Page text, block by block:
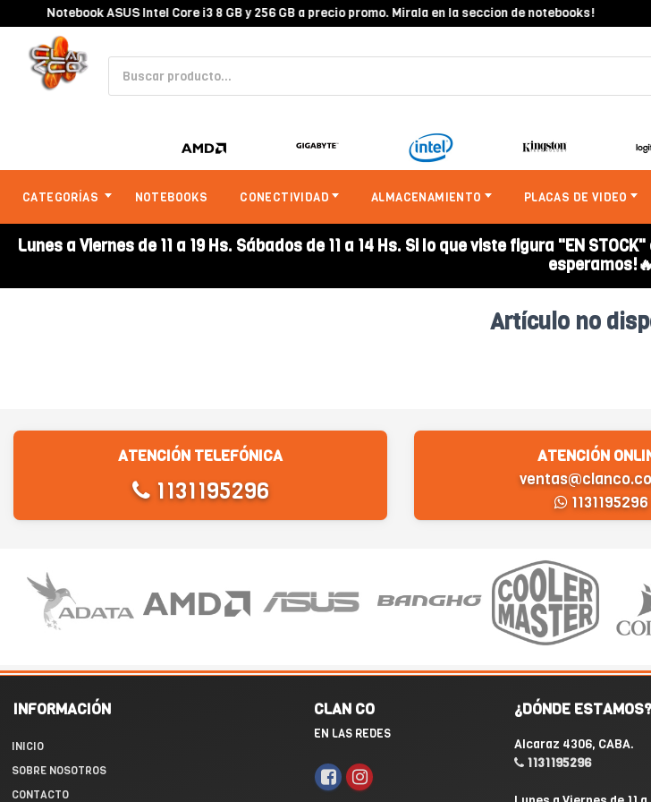
Notebook ASUS Intel Core i3 8 GB y 256 GB a precio promo. Mirala en la seccion de notebooks!
CATEGORÍAS NOTEBOOKS CONECTIVIDAD ALMACENAMIENTO PLACAS DE VIDEO
Lunes a Viernes de 11 a 19 Hs. Sábados de 11 a 14 Hs. Si lo que viste figura "EN
esperamos!🔥
Artículo no
ATENCIÓN TELEFÓNICA
1131195296
ATENCIÓN
1131195296
INFORMACIÓN
INICIO
SOBRE NOSOTROS
CONTACTO
CLAN CO
EN LAS REDES
¿DÓNDE ESTAMOS?
Alcaraz 4306, CABA.
1131195296